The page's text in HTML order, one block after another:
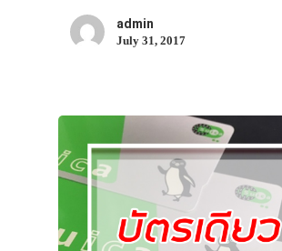
admin
July 31, 2017